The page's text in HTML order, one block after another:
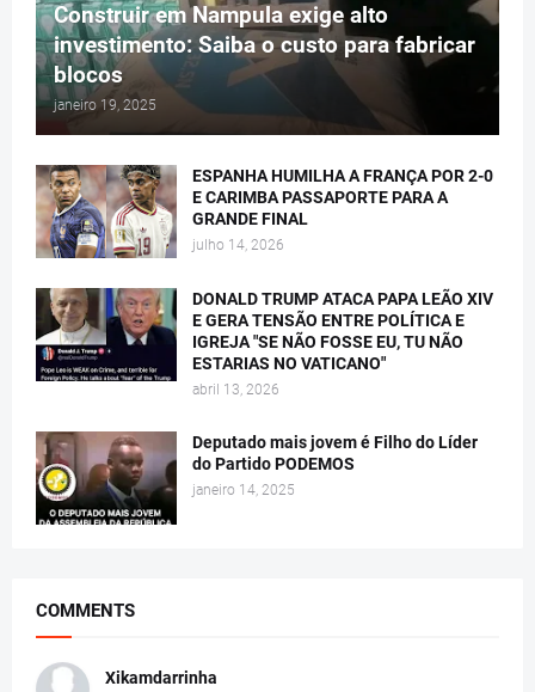
Construir em Nampula exige alto
investimento: Saiba o custo para fabricar
blocos
janeiro 19, 2025
ESPANHA HUMILHA A FRANÇA POR 2-0
E CARIMBA PASSAPORTE PARA A
GRANDE FINAL
julho 14, 2026
DONALD TRUMP ATACA PAPA LEÃO XIV
E GERA TENSÃO ENTRE POLÍTICA E
IGREJA "SE NÃO FOSSE EU, TU NÃO
ESTARIAS NO VATICANO"
abril 13, 2026
Deputado mais jovem é Filho do Líder
do Partido PODEMOS
janeiro 14, 2025
COMMENTS
Xikamdarrinha